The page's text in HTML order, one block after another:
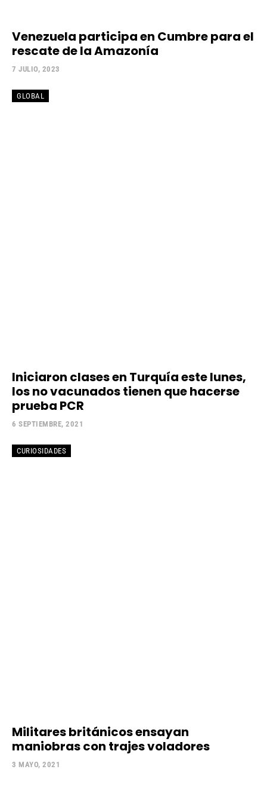
Venezuela participa en Cumbre para el
rescate de la Amazonía
7 JULIO, 2023
GLOBAL
Iniciaron clases en Turquía este lunes,
los no vacunados tienen que hacerse
prueba PCR
6 SEPTIEMBRE, 2021
CURIOSIDADES
Militares británicos ensayan
maniobras con trajes voladores
3 MAYO, 2021